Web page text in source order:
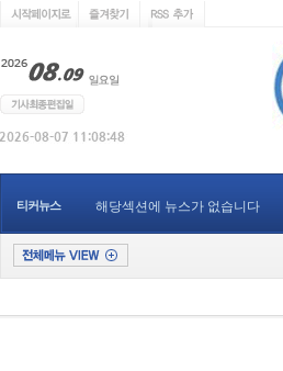
티커뉴스 해당섹션에 뉴스가 없습니다